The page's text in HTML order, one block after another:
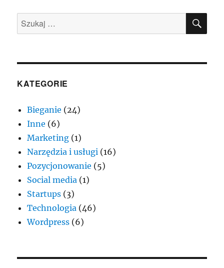
Szukaj:
KATEGORIE
Bieganie (24)
Inne (6)
Marketing (1)
Narzędzia i usługi (16)
Pozycjonowanie (5)
Social media (1)
Startups (3)
Technologia (46)
Wordpress (6)